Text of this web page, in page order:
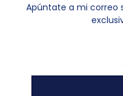
Apúntate a mi correo